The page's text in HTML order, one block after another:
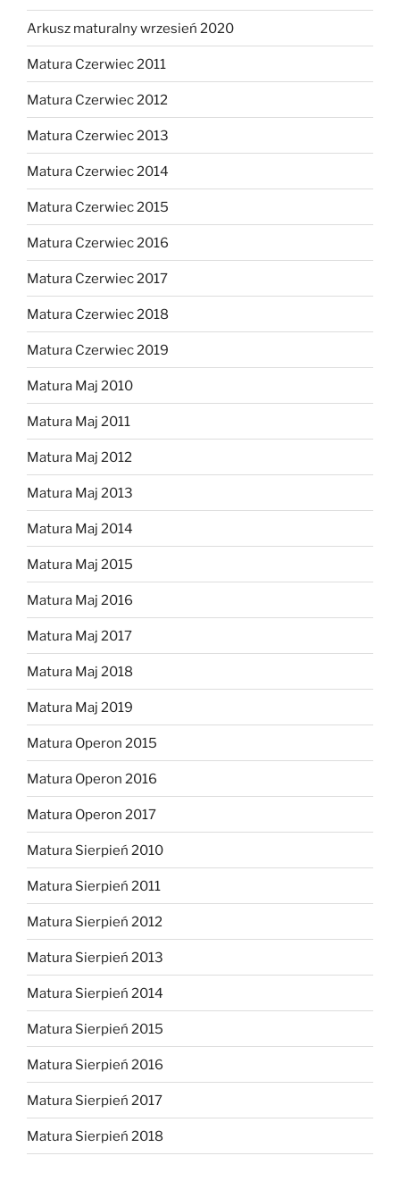
Arkusz maturalny wrzesień 2020
Matura Czerwiec 2011
Matura Czerwiec 2012
Matura Czerwiec 2013
Matura Czerwiec 2014
Matura Czerwiec 2015
Matura Czerwiec 2016
Matura Czerwiec 2017
Matura Czerwiec 2018
Matura Czerwiec 2019
Matura Maj 2010
Matura Maj 2011
Matura Maj 2012
Matura Maj 2013
Matura Maj 2014
Matura Maj 2015
Matura Maj 2016
Matura Maj 2017
Matura Maj 2018
Matura Maj 2019
Matura Operon 2015
Matura Operon 2016
Matura Operon 2017
Matura Sierpień 2010
Matura Sierpień 2011
Matura Sierpień 2012
Matura Sierpień 2013
Matura Sierpień 2014
Matura Sierpień 2015
Matura Sierpień 2016
Matura Sierpień 2017
Matura Sierpień 2018